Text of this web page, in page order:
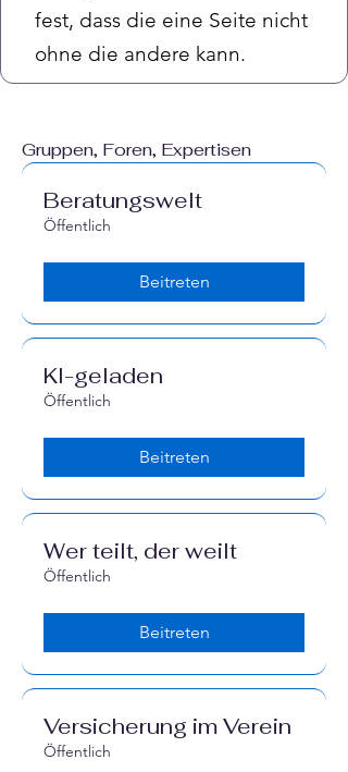
fest, dass die eine Seite nicht
ohne die andere kann.
Gruppen, Foren, Expertisen
Beratungswelt
Öffentlich
Beitreten
KI-geladen
Öffentlich
Beitreten
Wer teilt, der weilt
Öffentlich
Beitreten
Versicherung im Verein
Öffentlich